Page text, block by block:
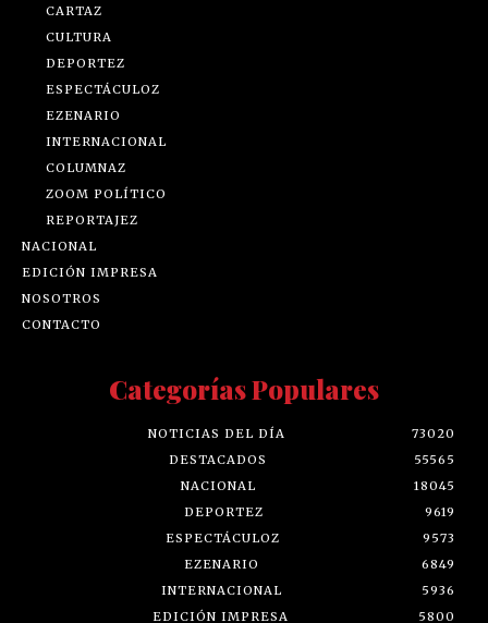
CARTAZ
CULTURA
DEPORTEZ
ESPECTÁCULOZ
EZENARIO
INTERNACIONAL
COLUMNAZ
ZOOM POLÍTICO
REPORTAJEZ
NACIONAL
EDICIÓN IMPRESA
NOSOTROS
CONTACTO
Categorías Populares
NOTICIAS DEL DÍA
73020
DESTACADOS
55565
NACIONAL
18045
DEPORTEZ
9619
ESPECTÁCULOZ
9573
EZENARIO
6849
INTERNACIONAL
5936
EDICIÓN IMPRESA
5800